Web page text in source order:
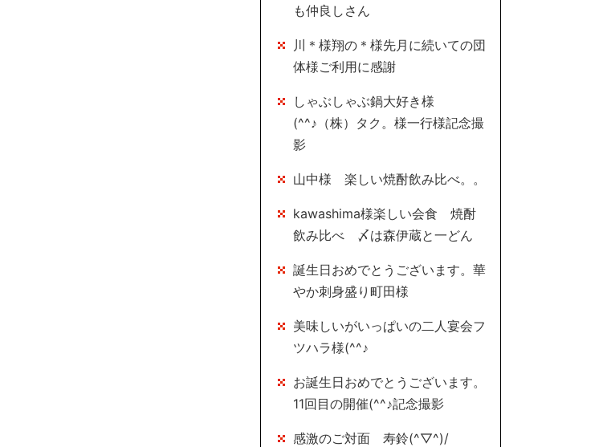
も仲良しさん
川＊様翔の＊様先月に続いての団
体様ご利用に感謝
しゃぶしゃぶ鍋大好き様
(^^♪（株）タク。様一行様記念撮
影
山中様 楽しい焼酎飲み比べ。。
kawashima様楽しい会食 焼酎
飲み比べ 〆は森伊蔵と一どん
誕生日おめでとうございます。華
やか刺身盛り町田様
美味しいがいっぱいの二人宴会フ
ツハラ様(^^♪
お誕生日おめでとうございます。
11回目の開催(^^♪記念撮影
感激のご対面 寿鈴(^▽^)/